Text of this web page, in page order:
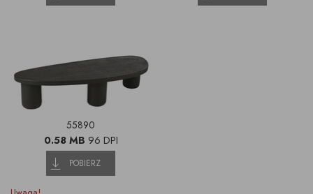
55890
0.58 MB 96 DPI
POBIERZ